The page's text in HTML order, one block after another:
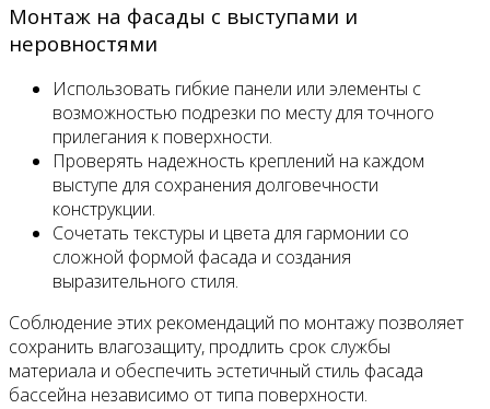
Монтаж на фасады с выступами и
неровностями
Использовать гибкие панели или элементы с
возможностью подрезки по месту для точного
прилегания к поверхности.
Проверять надежность креплений на каждом
выступе для сохранения долговечности
конструкции.
Сочетать текстуры и цвета для гармонии со
сложной формой фасада и создания
выразительного стиля.
Соблюдение этих рекомендаций по монтажу позволяет
сохранить влагозащиту, продлить срок службы
материала и обеспечить эстетичный стиль фасада
бассейна независимо от типа поверхности.